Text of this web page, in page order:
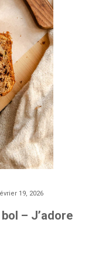
19, 2026
– J’adore